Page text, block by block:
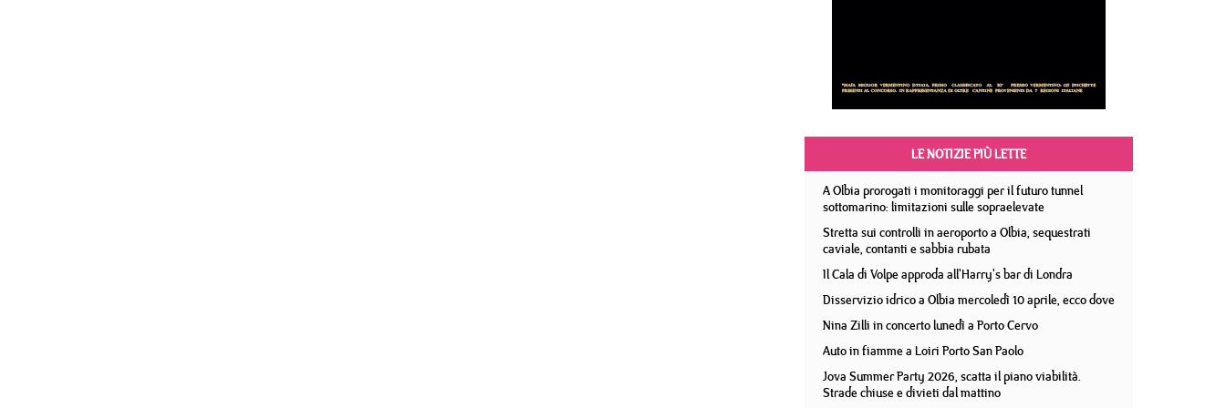
LE NOTIZIE PIÙ LETTE
A Olbia prorogati i monitoraggi per il futuro tunnel
sottomarino: limitazioni sulle sopraelevate
Stretta sui controlli in aeroporto a Olbia, sequestrati
caviale, contanti e sabbia rubata
Il Cala di Volpe approda all'Harry's bar di Londra
Disservizio idrico a Olbia mercoledì 10 aprile, ecco dove
Nina Zilli in concerto lunedì a Porto Cervo
Auto in fiamme a Loiri Porto San Paolo
Jova Summer Party 2026, scatta il piano viabilità.
Strade chiuse e divieti dal mattino